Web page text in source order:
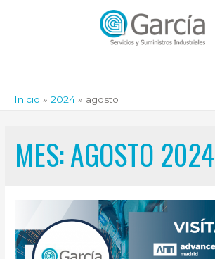
Inicio 2024 agosto
MES:AGOSTO 2024